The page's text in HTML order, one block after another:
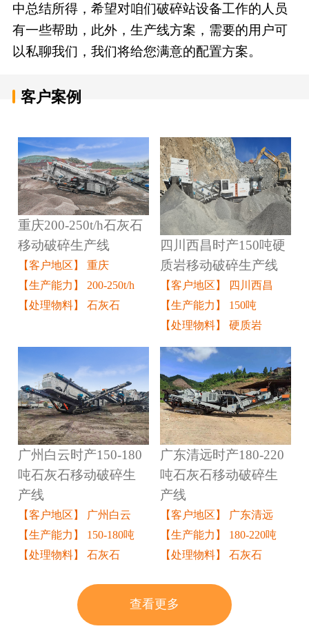
中总结所得，希望对咱们破碎站设备工作的人员
有一些帮助，此外，生产线方案，需要的用户可
以私聊我们，我们将给您满意的配置方案。
客户案例
重庆200-250t/h石灰石
移动破碎生产线
【客户地区】 重庆
【生产能力】 200-250t/h
【处理物料】 石灰石
四川西昌时产150吨硬
质岩移动破碎生产线
【客户地区】 四川西昌
【生产能力】 150吨
【处理物料】 硬质岩
广州白云时产150-180
吨石灰石移动破碎生
产线
【客户地区】 广州白云
【生产能力】 150-180吨
【处理物料】 石灰石
广东清远时产180-220
吨石灰石移动破碎生
产线
【客户地区】 广东清远
【生产能力】 180-220吨
【处理物料】 石灰石
查看更多